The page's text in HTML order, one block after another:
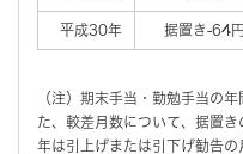
平成30年 据置き-64円
（注）期末手当・勤勉手当の
た、較差月数について、据置
年は引上げまたは引下げ勧告の